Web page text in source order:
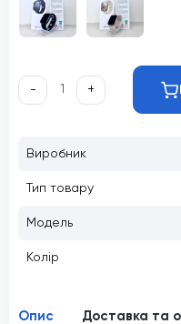
- +
Виробник
Тип товару
Модель
Колір
Опис Доставка та